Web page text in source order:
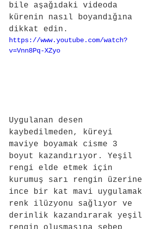
bile aşağıdaki videoda
kürenin nasıl boyandığına
dikkat edin.
https://www.youtube.com/watch?
v=Vnn8Pq-XZyo
Uygulanan desen
kaybedilmeden, küreyi
maviye boyamak cisme 3
boyut kazandırıyor. Yeşil
rengi elde etmek için
kurumuş sarı rengin üzerine
ince bir kat mavi uygulamak
renk ilüzyonu sağlıyor ve
derinlik kazandırarak yeşil